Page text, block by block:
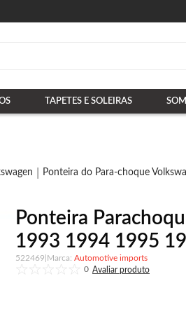
TAPETES E SOLEIRAS
Ponteira do Para-choque
Ponteira
1993 1994 1995
522469
Automotive imports
0